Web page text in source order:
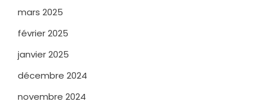
mars 2025
février 2025
janvier 2025
décembre 2024
novembre 2024